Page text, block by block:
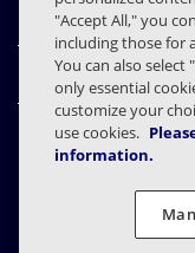
Kontakt
Einstellungen für den
"Accept All," you
including those for
You can also
only essential
customize your
use cookies.
information.